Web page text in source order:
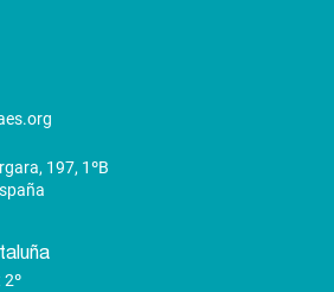
197, 1ºB
2º